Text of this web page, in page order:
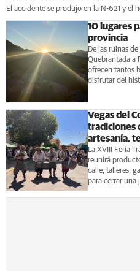
El accidente se produjo en la N-621 y el
10 lugares
provincia
De las ruinas
Quebrantada a
ofrecen tantos
disfrutar del
Vegas del
tradiciones
artesanía,
La XVIII Feria
reunirá
calle, talleres,
para cerrar una